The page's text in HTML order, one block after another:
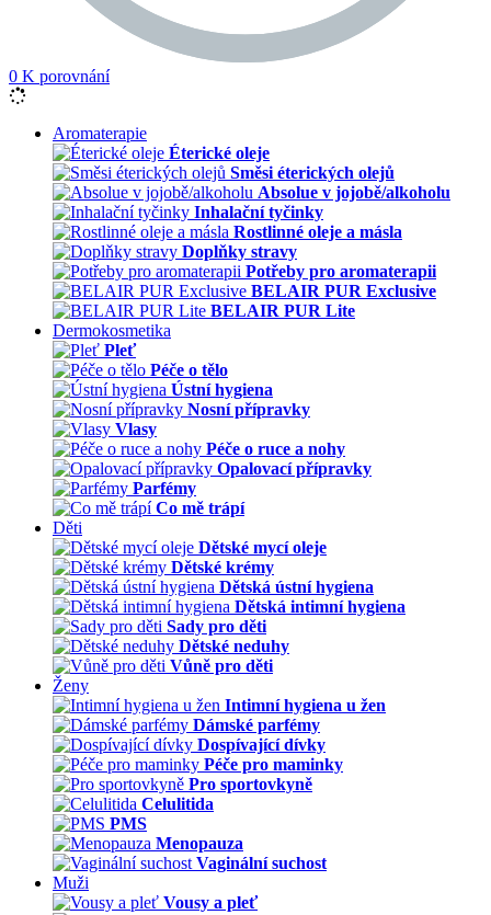
0 K porovnání
Aromaterapie
Éterické oleje
Směsi éterických olejů
Absolue v jojobě/alkoholu
Inhalační tyčinky
Rostlinné oleje a másla
Doplňky stravy
Potřeby pro aromaterapii
BELAIR PUR Exclusive
BELAIR PUR Lite
Dermokosmetika
Pleť
Péče o tělo
Ústní hygiena
Nosní přípravky
Vlasy
Péče o ruce a nohy
Opalovací přípravky
Parfémy
Co mě trápí
Děti
Dětské mycí oleje
Dětské krémy
Dětská ústní hygiena
Dětská intimní hygiena
Sady pro děti
Dětské neduhy
Vůně pro děti
Ženy
Intimní hygiena u žen
Dámské parfémy
Dospívající dívky
Péče pro maminky
Pro sportovkyně
Celulitida
PMS
Menopauza
Vaginální suchost
Muži
Vousy a pleť